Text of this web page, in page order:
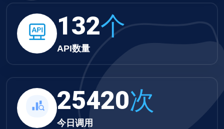
132个
API数量
25420次
今日调用